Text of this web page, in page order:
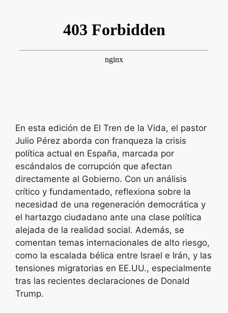
En esta edición de El Tren de la Vida, el pastor
Julio Pérez aborda con franqueza la crisis
política actual en España, marcada por
escándalos de corrupción que afectan
directamente al Gobierno. Con un análisis
crítico y fundamentado, reflexiona sobre la
necesidad de una regeneración democrática y
el hartazgo ciudadano ante una clase política
alejada de la realidad social. Además, se
comentan temas internacionales de alto riesgo,
como la escalada bélica entre Israel e Irán, y las
tensiones migratorias en EE.UU., especialmente
tras las recientes declaraciones de Donald
Trump.